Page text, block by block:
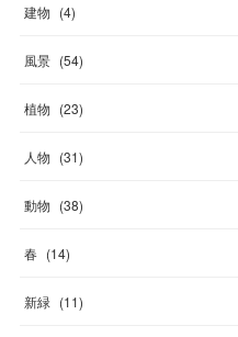
建物 (4)
風景 (54)
植物 (23)
人物 (31)
動物 (38)
春 (14)
新緑 (11)